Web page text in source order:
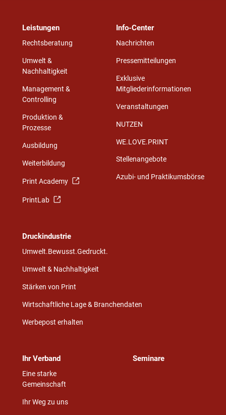
Leistungen
Rechtsberatung
Umwelt &
Nachhaltigkeit
Management &
Controlling
Produktion &
Prozesse
Ausbildung
Weiterbildung
Print Academy
PrintLab
Info-Center
Nachrichten
Pressemitteilungen
Exklusive
Mitgliederinformationen
Veranstaltungen
NUTZEN
WE.LOVE.PRINT
Stellenangebote
Azubi- und Praktikumsbörse
Druckindustrie
Umwelt.Bewusst.Gedruckt.
Umwelt & Nachhaltigkeit
Stärken von Print
Wirtschaftliche Lage & Branchendaten
Werbepost erhalten
Ihr Verband
Eine starke
Gemeinschaft
Ihr Weg zu uns
Seminare